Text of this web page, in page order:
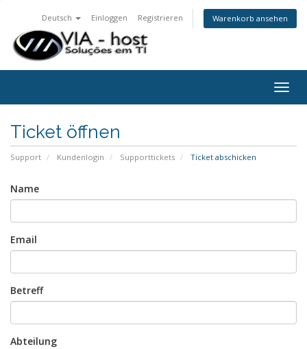
Deutsch Einloggen Registrieren Warenkorb ansehen
Ticket öffnen
Support Kundenlogin Supporttickets Ticket abschicken
Name
Email
Betreff
Abteilung